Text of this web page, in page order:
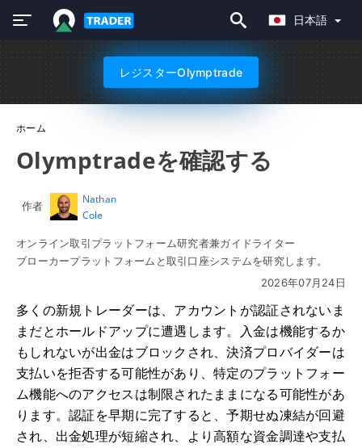
日本語
レジスターOlymptrade
ホーム
Olymptradeを確認する
作者
Nathan
Cole
オンライン取引プラットフォーム研究者兼ガイドライター
ブローカープラットフォームと取引口座システムを研究します。
2026年07月24日
多くの新規トレーダーは、アカウントが認証されないま
まだとホールドアップに遭遇します。入金は機能するか
もしれないが出金はブロックされ、決済プロバイダーは
支払いを拒否する可能性があり、特定のプラットフォー
ム機能へのアクセスは制限されたままになる可能性があ
ります。認証を早期に完了すると、予期せぬ凍結が回避
され、出金処理が短縮され、より高額な資金調達や支払